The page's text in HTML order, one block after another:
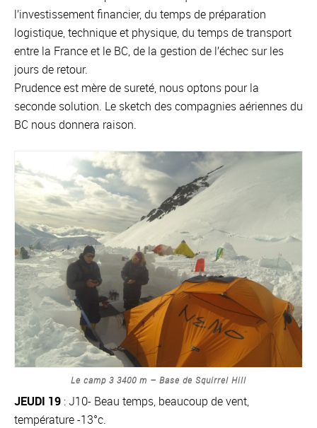
l’investissement financier, du temps de préparation
logistique, technique et physique, du temps de transport
entre la France et le BC, de la gestion de l’échec sur les
jours de retour.
Prudence est mère de sureté, nous optons pour la
seconde solution. Le sketch des compagnies aériennes du
BC nous donnera raison.
Le camp 3 3400 m – Base de Squirrel Hill
JEUDI 19 : J10- Beau temps, beaucoup de vent,
température -13°c.